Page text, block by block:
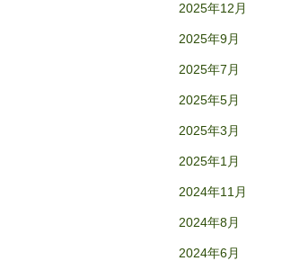
2025年12月
2025年9月
2025年7月
2025年5月
2025年3月
2025年1月
2024年11月
2024年8月
2024年6月